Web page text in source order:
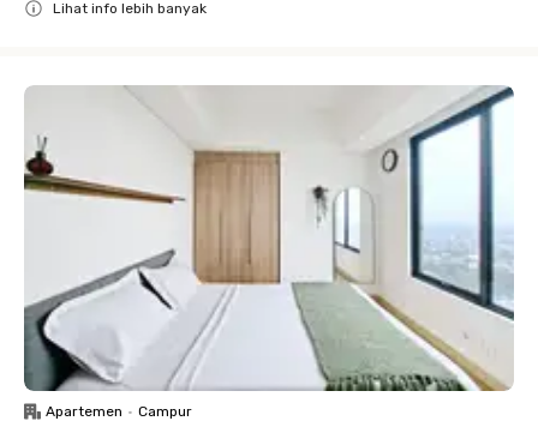
Lihat info lebih banyak
Apartemen • Campur